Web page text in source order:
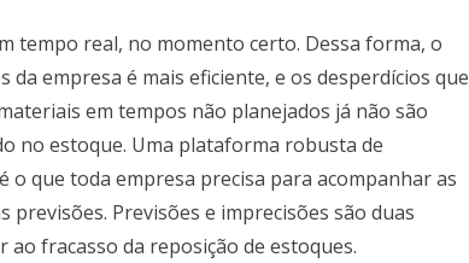
tempo real, no momento certo. Dessa forma, o
empresa é mais eficiente, e os desperdícios que
em tempos não planejados já não são
no estoque. Uma plataforma robusta de
que toda empresa precisa para acompanhar as
previsões. Previsões e imprecisões são duas
fracasso da reposição de estoques.